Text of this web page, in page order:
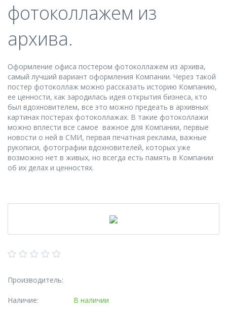
фотоколлажем из
архива.
Оформление офиса постером фотоколлажем из архива,
самый лучший вариант оформления Компании. Через такой
постер фотоколлаж можно рассказать историю Компанию,
ее ценности, как зародилась идея открытия бизнеса, кто
был вдохновителем, все это можно предеать в архивных
картинах постерах фотоколлажах. В такие фотоколлажи
можно вплести все самое важное для Компании, первые
новости о ней в СМИ, первая печатная реклама, важные
рукописи, фотографии вдохновителей, которых уже
возможно нет в живых, но всегда есть память в Компании
об их делах и ценностях.
Производитель:
Наличие: В наличии